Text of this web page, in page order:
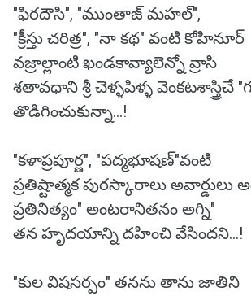
"ఫిరదౌసి", "ముంతాజ్ మహల్",
"క్రీస్తు చరిత్ర", "నా కథ" వంటి కోహినూర్
వజ్రాల్లాంటి ఖండకావ్యాలెన్నో వ్రాసి
శతావధాని శ్రీ చెళ్ళపిళ్ళ వెంకటశాస్త్రిచే
తొడిగించుకున్నా...!
"కళాప్రపూర్ణ", "పద్మభూషణ్"వంటి
ప్రతిష్టాత్మక పురస్కారాలు అవార్డులు
ప్రతినిత్యం" అంటరానితనం అగ్ని"
తన హృదయాన్ని దహించి వేసిందని...!
"కుల విషసర్పం" తనను తాను జాతిని